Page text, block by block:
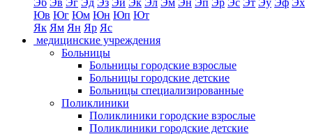
Эб Эв Эг Эд Эз Эй Эк Эл Эм Эн Эп Эр Эс Эт Эу Эф Эх
Юв Юг Юм Юн Юп Ют
Як Ям Ян Яр Яс
медицинские учреждения
Больницы
Больницы городские взрослые
Больницы городские детские
Больницы специализированные
Поликлиники
Поликлиники городские взрослые
Поликлиники городские детские